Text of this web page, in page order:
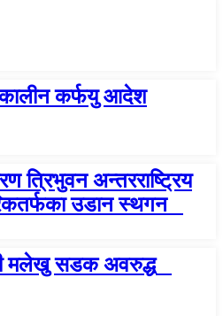
कर्फयु आदेश
त्रिभुवन अन्तरराष्ट्रिय
उडान स्थगन
मलेखु सडक अवरुद्ध